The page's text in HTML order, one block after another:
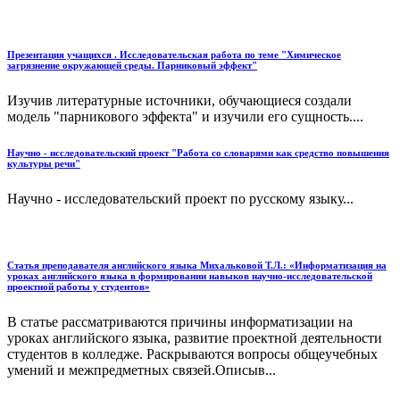
Презентация учащихся . Исследовательская работа по теме "Химическое
загрязнение окружающей среды. Парниковый эффект"
Изучив литературные источники, обучающиеся создали
модель "парникового эффекта" и изучили его сущность....
Научно - исследовательский проект "Работа со словарями как средство повышения
культуры речи"
Научно - исследовательский проект по русскому языку...
Статья преподавателя английского языка Михальковой Т.Л.: «Информатизация на
уроках английского языка в формировании навыков научно-исследовательской
проектной работы у студентов»
В статье рассматриваются причины информатизации на
уроках английского языка, развитие проектной деятельности
студентов в колледже. Раскрываются вопросы общеучебных
умений и межпредметных связей.Описыв...